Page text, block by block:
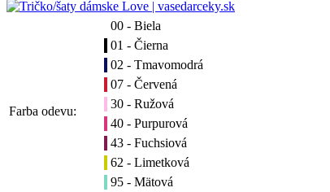
Farba odevu:
00 - Biela
01 - Čierna
02 - Tmavomodrá
07 - Červená
30 - Ružová
40 - Purpurová
43 - Fuchsiová
62 - Limetková
95 - Mätová